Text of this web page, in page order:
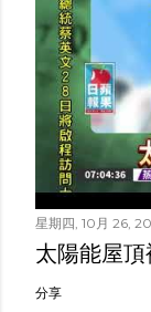
星期四, 10月 26,
太陽能屋
分享